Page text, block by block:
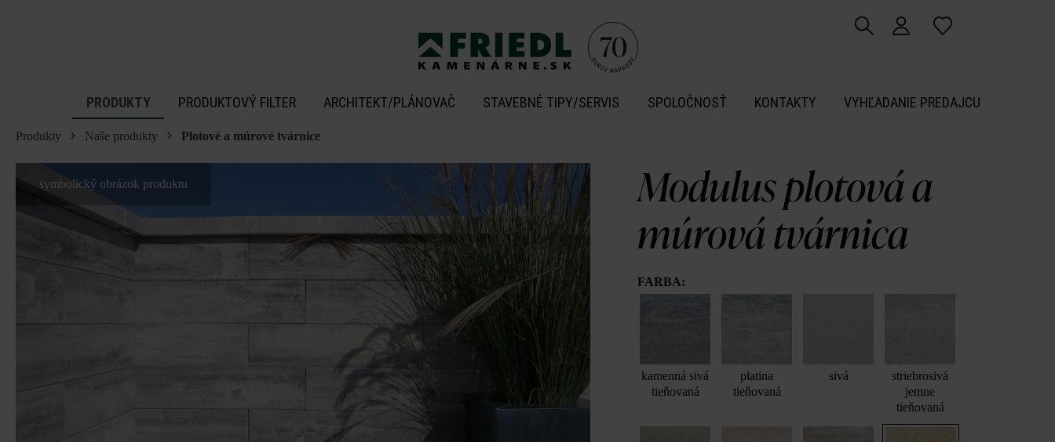
PRODUKTY PRODUKTOVÝ FILTER ARCHITEKT/PLÁNOVAČ STAVEBNÉ TIPY/SERVIS SPOLOČNOSŤ KONTAKTY VYHĽADANIE PREDAJCU
Produkty Naše produkty Plotové a múrové tvárnice
symbolický obrázok produktu
Modulus plotová a
múrová tvárnica
FARBA:
kamenná sivá
tieňovaná
platina
tieňovaná
sivá
striebrosivá
jemne
tieňovaná